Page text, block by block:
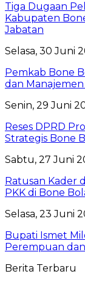
Tiga Dugaan
Kabupaten
Jabatan
Selasa, 30 Juni
Pemkab Bone
dan Manajemen
Senin, 29 Juni
Reses DPRD
Strategis Bone
Sabtu, 27 Juni
Ratusan Kader
PKK di Bone
Selasa, 23 Juni
Bupati Ismet
Perempuan
Berita Terbaru